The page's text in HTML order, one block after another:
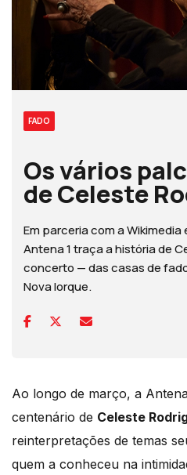
FADO
Os vários
de Celeste
Em parceria com a
Antena 1 traça a história de
concerto — das casas de
Nova Iorque.
Ao longo de março, a
centenário de Celeste
reinterpretações de temas
quem a conheceu na